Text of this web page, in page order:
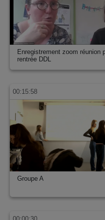
Enregistrement zoom réunion
rentrée DDL
00:15:58
Groupe A